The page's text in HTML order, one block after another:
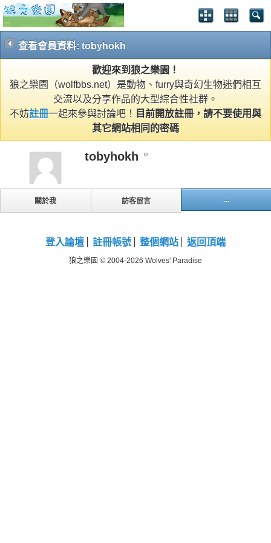
查看會員資料: tobyhokh
歡迎來到狼之樂園！
狼之樂園（wolfbbs.net）是動物、furry與奇幻生物迷們相互
交流以及分享作品的大型綜合性社群。
不妨註冊一起來參與討論吧！
目前開放註冊，請不要使用與
其它網站相同的密碼
tobyhokh
關於我 訪客留言 ...
登入論壇 註冊帳號 整個網站 返回頂端
狼之樂園 © 2004-2026 Wolves' Paradise